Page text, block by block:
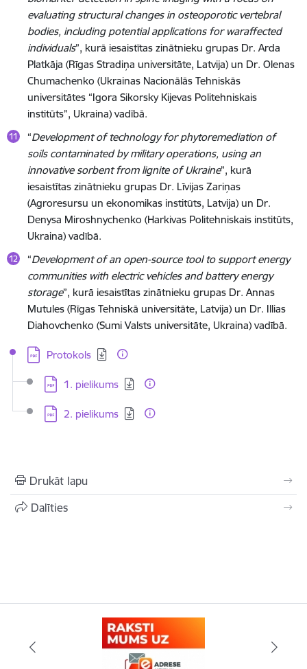
evaluating structural changes in osteoporotic vertebral
bodies, including potential applications for waraffected
individuals”, kurā iesaistītas zinātnieku grupas Dr. Arda
Platkāja (Rīgas Stradiņa universitāte, Latvija) un Dr. Olenas
Chumachenko (Ukrainas Nacionālās Tehniskās
universitātes “Igora Sikorsky Kijevas Politehniskais
institūts”, Ukraina) vadībā.
“Development of technology for phytoremediation of
soils contaminated by military operations, using an
innovative sorbent from lignite of Ukraine”, kurā
iesaistītas zinātnieku grupas Dr. Līvijas Zariņas
(Agroresursu un ekonomikas institūts, Latvija) un Dr.
Denysa Miroshnychenko (Harkivas Politehniskais institūts,
Ukraina) vadībā.
“Development of an open-source tool to support energy
communities with electric vehicles and battery energy
storage”, kurā iesaistītas zinātnieku grupas Dr. Annas
Mutules (Rīgas Tehniskā universitāte, Latvija) un Dr. Illias
Diahovchenko (Sumi Valsts universitāte, Ukraina) vadībā.
Lejupielādēt:
Protokols
Lejupielādēt:
1. pielikums
Lejupielādēt:
2. pielikums
Drukāt lapu
Dalīties